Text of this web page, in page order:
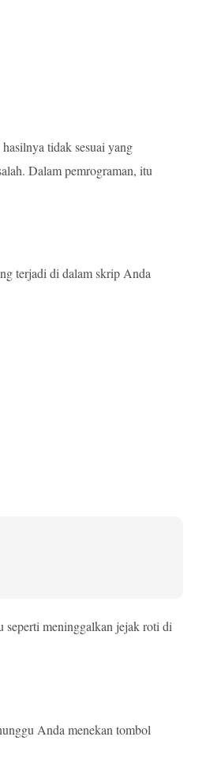
tidak sesuai yang
Dalam pemrograman, itu
terjadi di dalam skrip Anda
seperti meninggalkan jejak roti di
Anda menekan tombol